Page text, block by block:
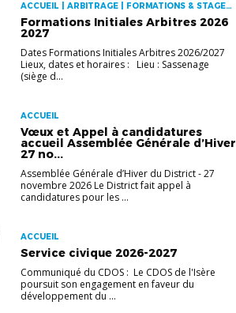
ACCUEIL | ARBITRAGE | FORMATIONS & STAGES |
INSCRIPTIONS & INFOS
Formations Initiales Arbitres 2026
2027
Dates Formations Initiales Arbitres 2026/2027
Lieux, dates et horaires : Lieu : Sassenage
(siège d...
ACCUEIL
Vœux et Appel à candidatures
accueil Assemblée Générale d’Hiver
27 no...
Assemblée Générale d’Hiver du District - 27
novembre 2026 Le District fait appel à
candidatures pour les ...
ACCUEIL
Service civique 2026-2027
Communiqué du CDOS : Le CDOS de l'Isère
poursuit son engagement en faveur du
développement du ...